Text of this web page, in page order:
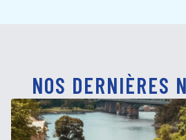
NOS DERNIÈRES